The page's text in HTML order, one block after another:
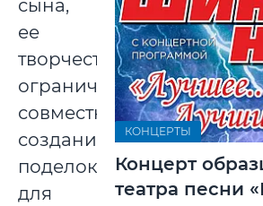
сына,
ее
творчество
ограничивалось
совместным
созданием
поделок
для
КОНЦЕРТЫ
Концерт
театра песни